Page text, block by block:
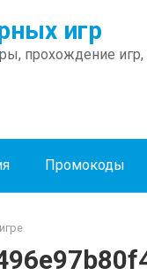
игр
прохождение игр,
Промокоды